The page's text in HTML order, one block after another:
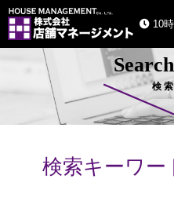
10
検
検索キーワー